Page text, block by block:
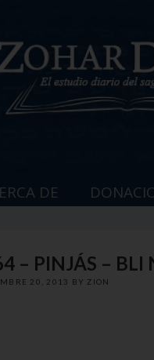
DE
– PINJÁS – BLI
20, 2013 BY ZION